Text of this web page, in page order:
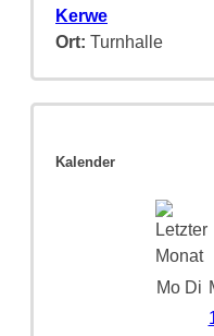
Kerwe
Ort: Turnhalle
Kalender
Mo Di